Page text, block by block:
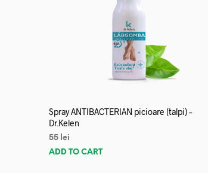
Spray ANTIBACTERIAN picioare (talpi) –
Dr.Kelen
55 lei
ADD TO CART